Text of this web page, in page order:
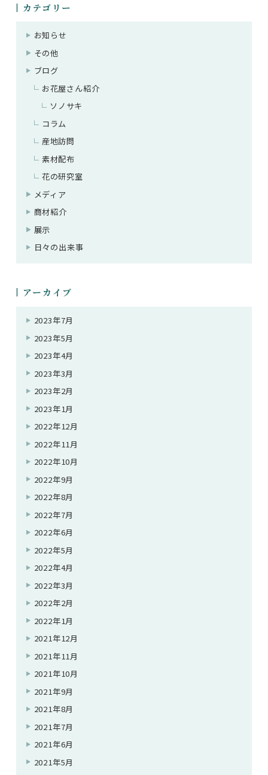
カテゴリー
お知らせ
その他
ブログ
お花屋さん紹介
ソノサキ
コラム
産地訪問
素材配布
花の研究室
メディア
商材紹介
展示
日々の出来事
アーカイブ
2023年7月
2023年5月
2023年4月
2023年3月
2023年2月
2023年1月
2022年12月
2022年11月
2022年10月
2022年9月
2022年8月
2022年7月
2022年6月
2022年5月
2022年4月
2022年3月
2022年2月
2022年1月
2021年12月
2021年11月
2021年10月
2021年9月
2021年8月
2021年7月
2021年6月
2021年5月